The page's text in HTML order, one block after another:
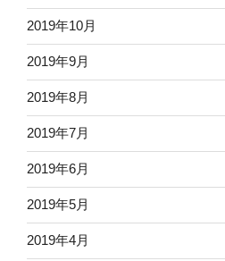
2019年10月
2019年9月
2019年8月
2019年7月
2019年6月
2019年5月
2019年4月